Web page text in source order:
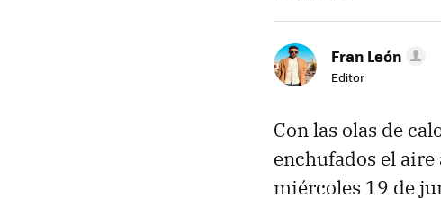
Fran León
Editor
Con las olas de
enchufados el
miércoles 19 de